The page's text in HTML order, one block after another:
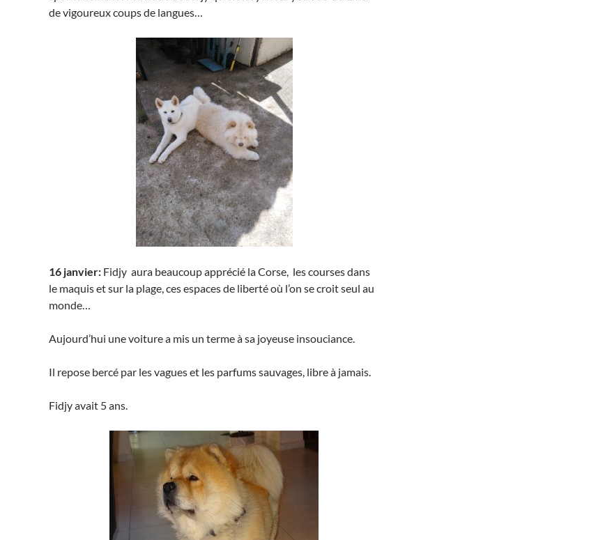
de vigoureux coups de langues…
16 janvier: Fidjy aura beaucoup apprécié la Corse, les courses dans
le maquis et sur la plage, ces espaces de liberté où l’on se croit seul au
monde…
Aujourd’hui une voiture a mis un terme à sa joyeuse insouciance.
Il repose bercé par les vagues et les parfums sauvages, libre à jamais.
Fidjy avait 5 ans.